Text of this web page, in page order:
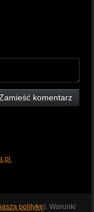
komentarz
politykę). Warunki